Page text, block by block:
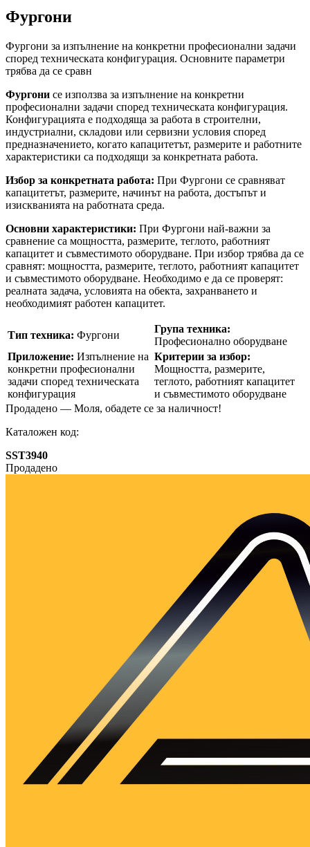
Фургони
Фургони за изпълнение на конкретни професионални задачи
според техническата конфигурация. Основните параметри
трябва да се сравн
Фургони се използва за изпълнение на конкретни
професионални задачи според техническата конфигурация.
Конфигурацията е подходяща за работа в строителни,
индустриални, складови или сервизни условия според
предназначението, когато капацитетът, размерите и работните
характеристики са подходящи за конкретната работа.
Избор за конкретната работа: При Фургони се сравняват
капацитетът, размерите, начинът на работа, достъпът и
изискванията на работната среда.
Основни характеристики: При Фургони най-важни за
сравнение са мощността, размерите, теглото, работният
капацитет и съвместимото оборудване. При избор трябва да се
сравнят: мощността, размерите, теглото, работният капацитет
и съвместимото оборудване. Необходимо е да се проверят:
реалната задача, условията на обекта, захранването и
необходимият работен капацитет.
Тип техника: Фургони
Група техника:
Професионално оборудване
Приложение: Изпълнение на
конкретни професионални
задачи според техническата
конфигурация
Критерии за избор:
Мощността, размерите,
теглото, работният капацитет
и съвместимото оборудване
Продадено — Моля, обадете се за наличност!
Каталожен код:
SST3940
Продадено